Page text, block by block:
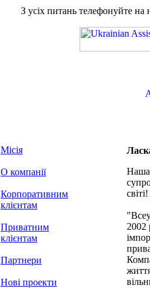
З усіх питань телефонуйте на
Місія
О компанії
Корпоративним
клієнтам
Приватним
клієнтам
Партнери
Нові проекти
Наша
світі!
2002